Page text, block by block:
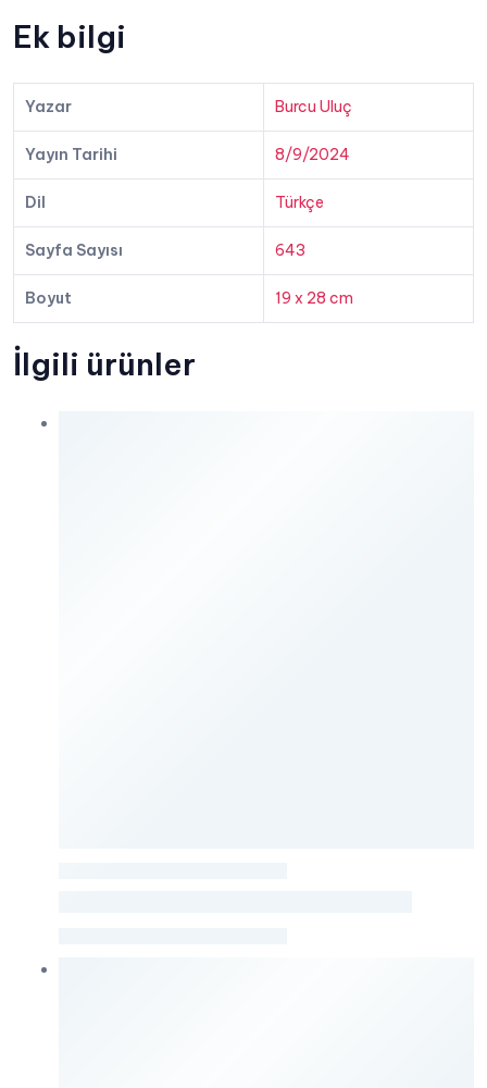
Ek bilgi
Yazar Burcu Uluç
Yayın Tarihi 8/9/2024
Dil Türkçe
Sayfa Sayısı 643
Boyut 19 x 28 cm
İlgili ürünler